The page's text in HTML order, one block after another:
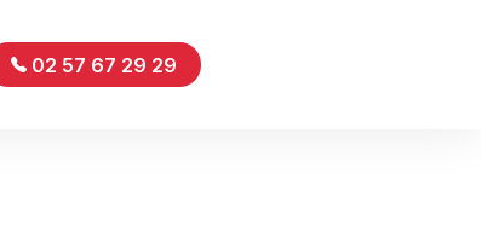
02 57 67 29 29